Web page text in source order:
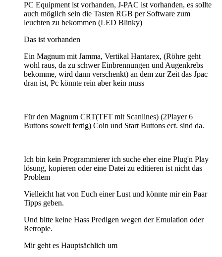
PC Equipment ist vorhanden, J-PAC ist vorhanden, es sollte
auch möglich sein die Tasten RGB per Software zum
leuchten zu bekommen (LED Blinky)
Das ist vorhanden
Ein Magnum mit Jamma, Vertikal Hantarex, (Röhre geht
wohl raus, da zu schwer Einbrennungen und Augenkrebs
bekomme, wird dann verschenkt) an dem zur Zeit das Jpac
dran ist, Pc könnte rein aber kein muss
Für den Magnum CRT(TFT mit Scanlines) (2Player 6
Buttons soweit fertig) Coin und Start Buttons ect. sind da.
Ich bin kein Programmierer ich suche eher eine Plug'n Play
lösung, kopieren oder eine Datei zu editieren ist nicht das
Problem
Vielleicht hat von Euch einer Lust und könnte mir ein Paar
Tipps geben.
Und bitte keine Hass Predigen wegen der Emulation oder
Retropie.
Mir geht es Hauptsächlich um